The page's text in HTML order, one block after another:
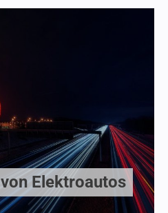
Elektroautos